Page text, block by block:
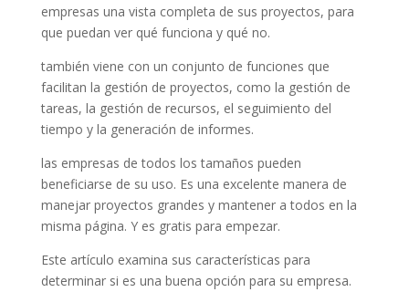
empresas una vista completa de sus proyectos, para
que puedan ver qué funciona y qué no.
también viene con un conjunto de funciones que
facilitan la gestión de proyectos, como la gestión de
tareas, la gestión de recursos, el seguimiento del
tiempo y la generación de informes.
las empresas de todos los tamaños pueden
beneficiarse de su uso. Es una excelente manera de
manejar proyectos grandes y mantener a todos en la
misma página. Y es gratis para empezar.
Este artículo examina sus características para
determinar si es una buena opción para su empresa.